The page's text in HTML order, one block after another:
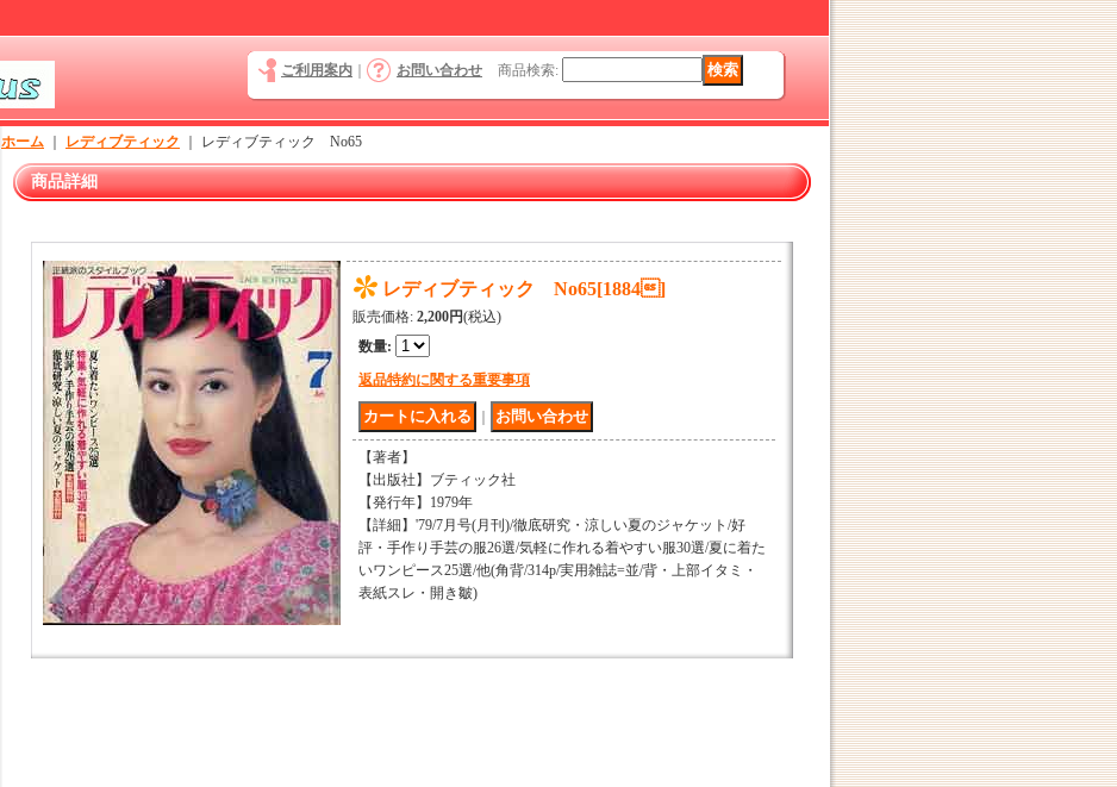
ご利用案内 お問い合わせ 商品検索:
ホーム レディブティック レディブティック No65
商品詳細
レディブティック No65[1884 ]
販売価格: 2,200円(税込)
数量:
返品特約に関する重要事項
【著者】
【出版社】ブティック社
【発行年】1979年
【詳細】'79/7月号(月刊)/徹底研究・涼しい夏のジャケット/好
評・手作り手芸の服26選/気軽に作れる着やすい服30選/夏に着た
いワンピース25選/他(角背/314p/実用雑誌=並/背・上部イタミ・
表紙スレ・開き皺)